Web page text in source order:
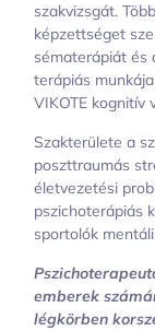
szakvizsgát.
képzettséget
sématerápiát és
terápiás
VIKOTE kognitív
Szakterülete a
poszttraumás
életvezetési
pszichoterápiás
sportolók
emberek
légkörben